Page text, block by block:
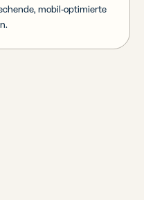
mobil-optimierte